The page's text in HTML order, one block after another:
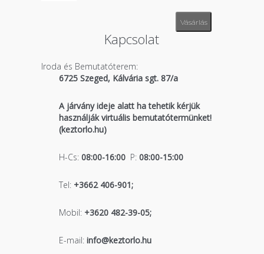
Vásárlás
Kapcsolat
Iroda és Bemutatóterem:
6725 Szeged, Kálvária sgt. 87/a
A járvány ideje alatt ha tehetik kérjük
használják virtuális bemutatótermünket!
(keztorlo.hu)
H-Cs:08:00-16:00 P:08:00-15:00
Tel:+3662 406-901;
Mobil:+3620 482-39-05;
E-mail:info@keztorlo.hu